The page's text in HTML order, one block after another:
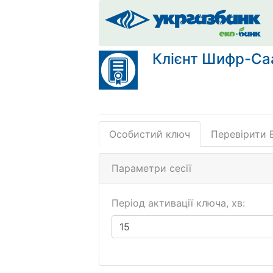
Клієнт Шифр-
Особистий ключ Перевірити
Параметри сесії
Період активації ключа, хв: